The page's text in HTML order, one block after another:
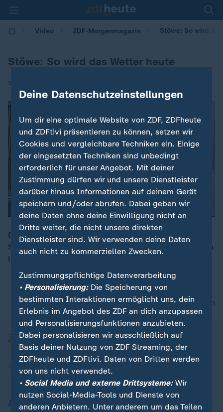
Video ZDF-Morgenmagazin Stöwe: So wird
Stöwe: So wird das Wetter heute
30.09.2025 | 05:30
00:11
Der Dienstag bringt Regenwolken im Südwesten und
Sonne in den Nordosten. Die Tageshöchsttemperaturen
liegen dabei zwischen 12 und 18 Grad.
nach oben
Aktuell bei ZDFheute
Deine Datenschutzeinstellungen
Um dir eine optimale Website von ZDF, ZDFheute
und ZDFtivi präsentieren zu können, setzen wir
Cookies und vergleichbare Techniken ein. Einige
der eingesetzten Techniken sind unbedingt
erforderlich für unser Angebot. Mit deiner
Zustimmung dürfen wir und unsere Dienstleister
darüber hinaus Informationen auf deinem Gerät
speichern und/oder abrufen. Dabei geben wir
deine Daten ohne deine Einwilligung nicht an
Dritte weiter, die nicht unsere direkten
Dienstleister sind. Wir verwenden deine Daten
auch nicht zu kommerziellen Zwecken.
Zustimmungspflichtige Datenverarbeitung
• Personalisierung:Die Speicherung von
bestimmten Interaktionen ermöglicht uns, dein
Erlebnis im Angebot des ZDF an dich anzupassen
und Personalisierungsfunktionen anzubieten.
Dabei personalisieren wir ausschließlich auf
Basis deiner Nutzung von ZDF Streaming, der
ZDFheute und ZDFtivi. Daten von Dritten werden
von uns nicht verwendet.
• Social Media und externe Drittsysteme:Wir
nutzen Social-Media-Tools und Dienste von
anderen Anbietern. Unter anderem um das Teilen